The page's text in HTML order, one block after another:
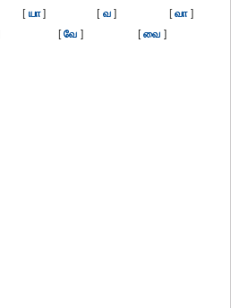
[ யா] [ வ] [வா]
[வே ] [வை ]